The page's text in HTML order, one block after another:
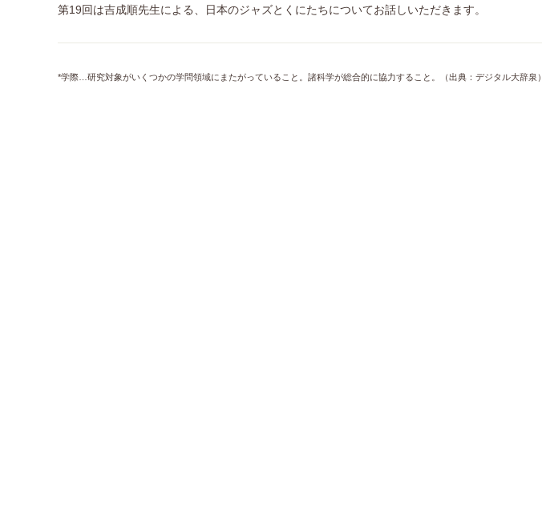
第19回は吉成順先生による、日本のジャズとくにたちについてお話しいただきます。
*学際…研究対象がいくつかの学問領域にまたがっていること。諸科学が総合的に協力すること。（出典：デジタル大辞泉）